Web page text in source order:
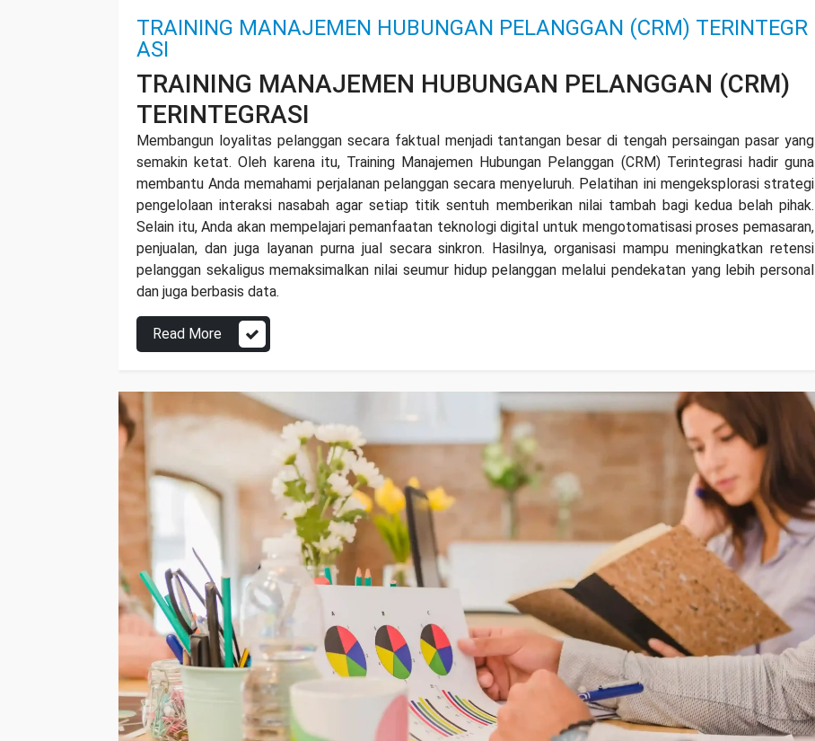
TRAINING MANAJEMEN HUBUNGAN PELANGGAN (CRM) TERINTEGR
ASI
TRAINING MANAJEMEN HUBUNGAN PELANGGAN (CRM)
TERINTEGRASI
Membangun loyalitas pelanggan secara faktual menjadi tantangan besar di tengah persaingan pasar yang
semakin ketat. Oleh karena itu, Training Manajemen Hubungan Pelanggan (CRM) Terintegrasi hadir guna
membantu Anda memahami perjalanan pelanggan secara menyeluruh. Pelatihan ini mengeksplorasi strategi
pengelolaan interaksi nasabah agar setiap titik sentuh memberikan nilai tambah bagi kedua belah pihak.
Selain itu, Anda akan mempelajari pemanfaatan teknologi digital untuk mengotomatisasi proses pemasaran,
penjualan, dan juga layanan purna jual secara sinkron. Hasilnya, organisasi mampu meningkatkan retensi
pelanggan sekaligus memaksimalkan nilai seumur hidup pelanggan melalui pendekatan yang lebih personal
dan juga berbasis data.
Read More